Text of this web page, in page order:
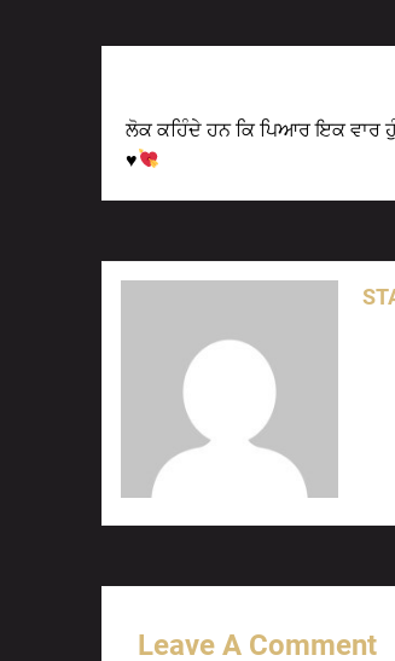
ਲੋਕ ਕਹਿੰਦੇ ਹਨ ਕਿ ਪਿਆਰ ਇਕ ਵਾਰ
♥
Leave A Comment